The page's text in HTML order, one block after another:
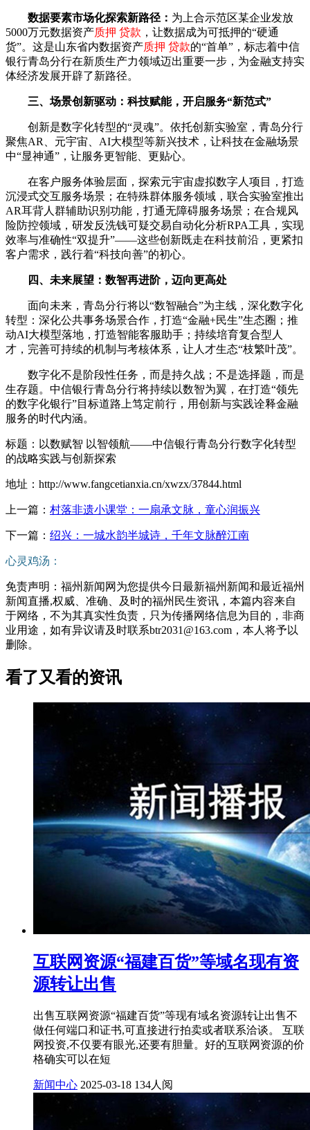
数据要素市场化探索新路径： 为上合示范区某企业发放
5000万元数据资产质押 贷款 ，让数据成为可抵押的“硬通
货”。这是山东省内数据资产质押 贷款的“首单”，标志着中信
银行青岛分行在新质生产力领域迈出重要一步，为金融支持实
体经济发展开辟了新路径。
三、场景创新驱动：科技赋能，开启服务“新范式”
创新是数字化转型的“灵魂”。依托创新实验室，青岛分行
聚焦AR、元宇宙、AI大模型等新兴技术，让科技在金融场景
中“显神通”，让服务更智能、更贴心。
在客户服务体验层面，探索元宇宙虚拟数字人项目，打造
沉浸式交互服务场景；在特殊群体服务领域，联合实验室推出
AR耳背人群辅助识别功能，打通无障碍服务场景；在合规风
险防控领域，研发反洗钱可疑交易自动化分析RPA工具，实现
效率与准确性“双提升”——这些创新既走在科技前沿，更紧扣
客户需求，践行着“科技向善”的初心。
四、未来展望：数智再进阶，迈向更高处
面向未来，青岛分行将以“数智融合”为主线，深化数字化
转型：深化公共事务场景合作，打造“金融+民生”生态圈；推
动AI大模型落地，打造智能客服助手；持续培育复合型人
才，完善可持续的机制与考核体系，让人才生态“枝繁叶茂”。
数字化不是阶段性任务，而是持久战；不是选择题，而是
生存题。中信银行青岛分行将持续以数智为翼，在打造“领先
的数字化银行”目标道路上笃定前行，用创新与实践诠释金融
服务的时代内涵。
标题：以数赋智 以智领航——中信银行青岛分行数字化转型
的战略实践与创新探索
地址：http://www.fangcetianxia.cn/xwzx/37844.html
上一篇： 村落非遗小课堂：一扇承文脉，童心润振兴
下一篇： 绍兴：一城水韵半城诗，千年文脉醉江南
心灵鸡汤：
免责声明：福州新闻网为您提供今日最新福州新闻和最近福州
新闻直播,权威、准确、及时的福州民生资讯，本篇内容来自
于网络，不为其真实性负责，只为传播网络信息为目的，非商
业用途，如有异议请及时联系btr2031@163.com，本人将予以
删除。
看了又看的资讯
互联网资源“福建百货”等域名现有资
源转让出售
出售互联网资源“福建百货”等现有域名资源转让出售不
做任何端口和证书,可直接进行拍卖或者联系洽谈。 互联
网投资,不仅要有眼光,还要有胆量。好的互联网资源的价
格确实可以在短
新闻中心 2025-03-18 134人阅